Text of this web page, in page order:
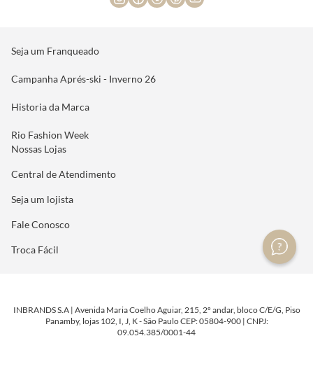
Seja um Franqueado
Campanha Aprés-ski - Inverno 26
Historia da Marca
Rio Fashion Week
Nossas Lojas
Central de Atendimento
Seja um lojista
Fale Conosco
Troca Fácil
INBRANDS S.A | Avenida Maria Coelho Aguiar, 215, 2º andar, bloco C/E/G, Piso
Panamby, lojas 102, I, J, K - São Paulo CEP: 05804-900 | CNPJ:
09.054.385/0001-44